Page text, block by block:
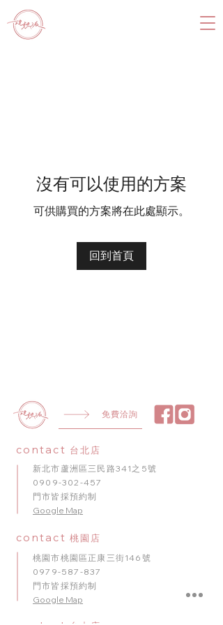
沒有可以使用的方案
可供購買的方案將在此處顯示。
回到首頁
免費洽詢
contact 台北店
新北市蘆洲區三民路341之5號
0909-302-457
門市皆採預約制
​Google Map
contact 桃園店
桃園市桃園區正康三街146號
0979-587-837
門市皆採預約制
Google Map